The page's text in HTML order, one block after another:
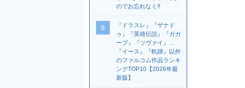
のでお忘れなく!!
8
『ドラスレ』『ザナド
ゥ』『英雄伝説』『ガガ
ーブ』『ツヴァイ』…
『イース』『軌跡』以外
のファルコム作品ランキ
ングTOP10【2026年最
新版】